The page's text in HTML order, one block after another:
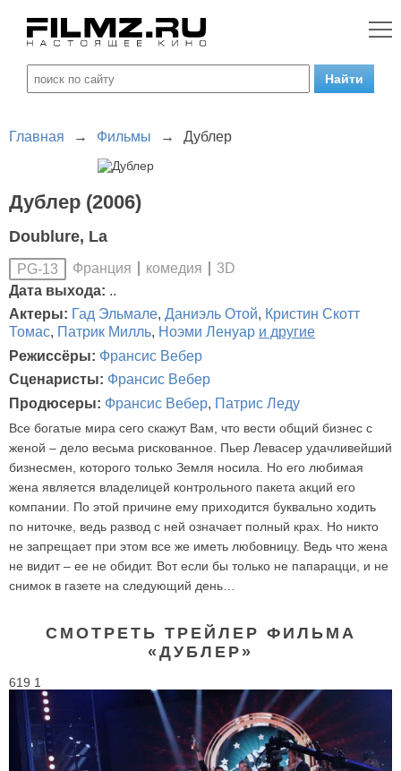
Главная → Фильмы → Дублер
Дублер (2006)
Doublure, La
PG-13 Франция комедия
3D
Дата выхода: ..
Актеры: Гад Эльмале, Даниэль Отой, Кристин Скотт
Томас, Патрик Милль, Ноэми Ленуар и другие
Режиссёры: Франсис Вебер
Сценаристы: Франсис Вебер
Продюсеры: Франсис Вебер, Патрис Леду
Все богатые мира сего скажут Вам, что вести общий бизнес с
женой – дело весьма рискованное. Пьер Левасер удачливейший
бизнесмен, которого только Земля носила. Но его любимая
жена является владелицей контрольного пакета акций его
компании. По этой причине ему приходится буквально ходить
по ниточке, ведь развод с ней означает полный крах. Но никто
не запрещает при этом все же иметь любовницу. Ведь что жена
не видит – ее не обидит. Вот если бы только не папарацци, и не
снимок в газете на следующий день…
СМОТРЕТЬ ТРЕЙЛЕР ФИЛЬМА
«ДУБЛЕР»
619 1